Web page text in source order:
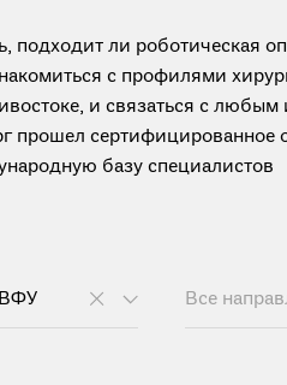
подходит ли роботическая
с профилями
и связаться с любым
прошел сертифицированное
базу специалистов
Все